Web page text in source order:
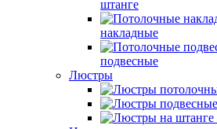
штанге
накладные
подвесные
Люстры